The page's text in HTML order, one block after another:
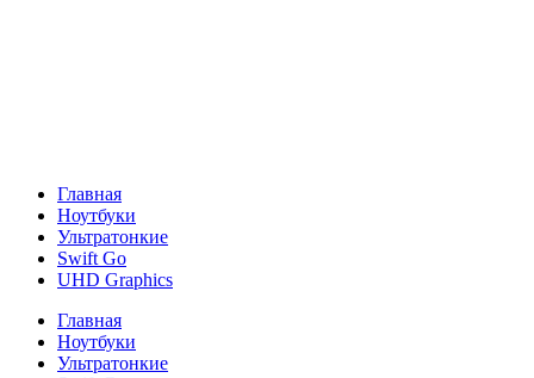
Главная
Ноутбуки
Ультратонкие
Swift Go
UHD Graphics
Главная
Ноутбуки
Ультратонкие